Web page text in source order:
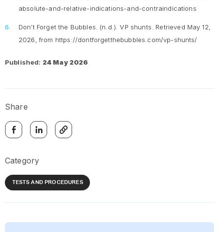
absolute-and-relative-indications-and-contraindications
Don’t Forget the Bubbles. (n.d.).VP shunts.
Retrieved May 12,
2026, from https://dontforgetthebubbles.com/vp-shunts/
Published: 24 May 2026
Share
Category
TESTS AND PROCEDURES